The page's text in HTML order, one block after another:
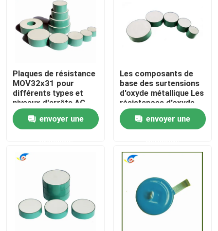
Visite de l'usine
Contrôle de la qualité
Nous contacter
Nouvelles
Les affaires
Thermistance de ptc
Puce de chauffage PTC
Plaques de résistance
MOV32x31 pour
différents types et
niveaux d'arrêts AC
envoyer une
Les composants de
base des surtensions
d'oxyde métallique Les
résistances d'oxyde
métallique de haute
performance
conviennent à
envoyer une